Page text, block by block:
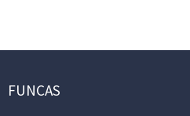
FUNCAS